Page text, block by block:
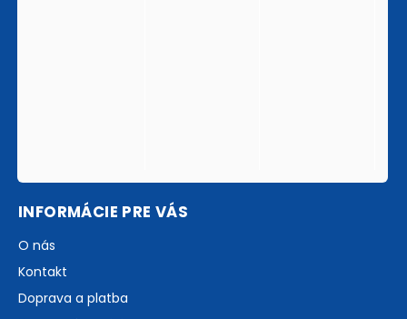
INFORMÁCIE PRE VÁS
O nás
Kontakt
Doprava a platba